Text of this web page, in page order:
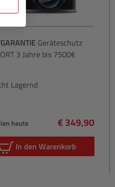
Geräteschutz
3 Jahre bis 7500€
Lagernd
heute
Regulärer Preis:
€ 349,90
In den Warenkorb